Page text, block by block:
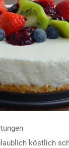
köstlich